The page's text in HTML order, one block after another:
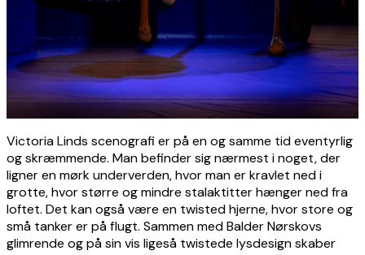
Victoria Linds scenografi er på en og samme tid eventyrlig
og skræmmende. Man befinder sig nærmest i noget, der
ligner en mørk underverden, hvor man er kravlet ned i
grotte, hvor større og mindre stalaktitter hænger ned fra
loftet. Det kan også være en twisted hjerne, hvor store og
små tanker er på flugt. Sammen med Balder Nørskovs
glimrende og på sin vis ligeså twistede lysdesign skaber